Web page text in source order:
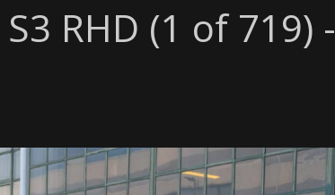
RHD (1 of 719) -